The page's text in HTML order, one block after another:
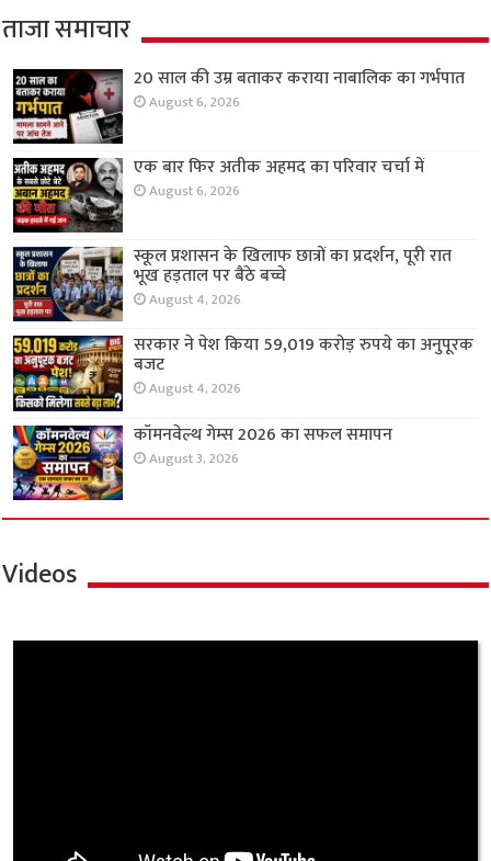
ताजा समाचार
20 साल की उम्र बताकर कराया नाबालिक का गर्भपात
August 6, 2026
एक बार फिर अतीक अहमद का परिवार चर्चा में
August 6, 2026
स्कूल प्रशासन के खिलाफ छात्रों का प्रदर्शन, पूरी रात
भूख हड़ताल पर बैठे बच्चे
August 4, 2026
सरकार ने पेश किया 59,019 करोड़ रुपये का अनुपूरक
बजट
August 4, 2026
कॉमनवेल्थ गेम्स 2026 का सफल समापन
August 3, 2026
Videos